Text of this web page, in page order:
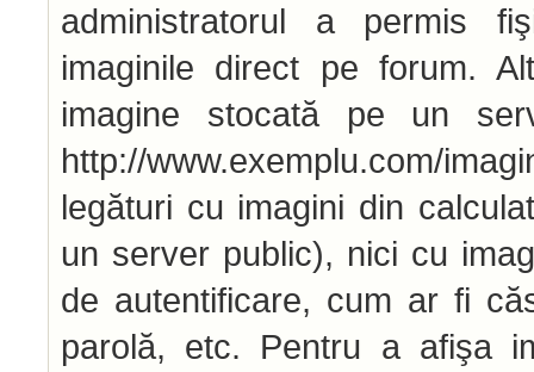
administratorul a permis
imaginile direct pe forum.
imagine stocată pe un
http://www.exemplu.com/
legături cu imagini din
un server public), nici cu
de autentificare, cum ar fi
parolă, etc. Pentru a afişa